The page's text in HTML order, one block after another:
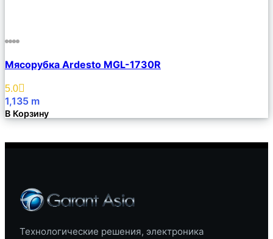
Описание
Избранное
Мясорубка Ardesto MGL-1730R
5.0
1,135 m
В Корзину
Технологические решения, электроника